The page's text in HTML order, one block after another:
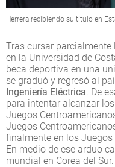
Herrera recibiendo su título en
Tras cursar parcialmente
en la Universidad de
beca deportiva en una
se graduó y regresó al
Ingeniería Eléctrica. De
para intentar alcanzar
Juegos
Juegos
finalmente en los
En medio de ese arduo
mundial en Corea del Sur.